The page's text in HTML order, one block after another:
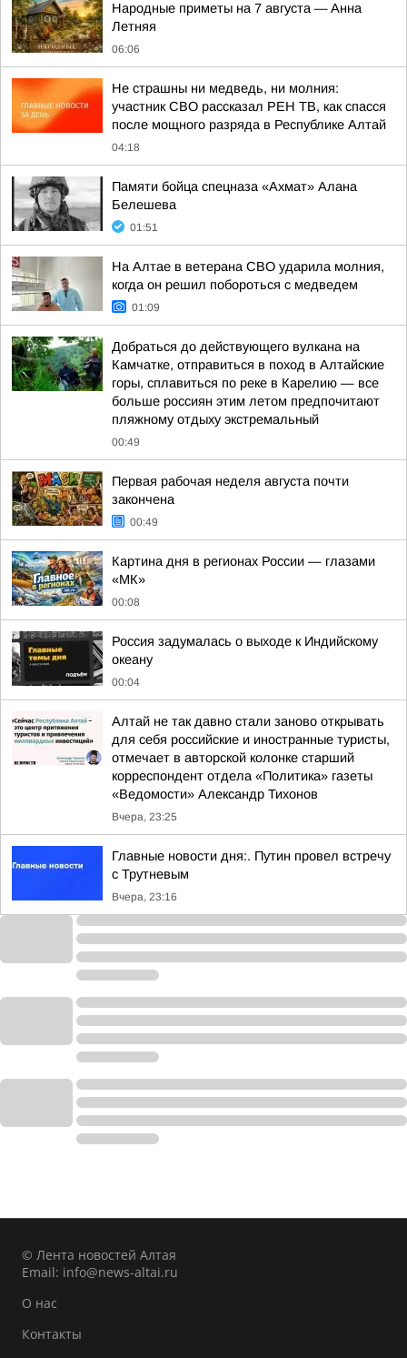
Hapoдныe пpимeты нa 7 aвгуcтa — Aннa
Лeтняя
06:06
Не страшны ни медведь, ни молния:
участник СВО рассказал РЕН ТВ, как спасся
после мощного разряда в Республике Алтай
04:18
Памяти бойца спецназа «Ахмат» Алана
Белешева
01:51
На Алтае в ветерана СВО ударила молния,
когда он решил побороться с медведем
01:09
Добраться до действующего вулкана на
Камчатке, отправиться в поход в Алтайские
горы, сплавиться по реке в Карелию — все
больше россиян этим летом предпочитают
пляжному отдыху экстремальный
00:49
Первая рабочая неделя августа почти
закончена
00:49
Картина дня в регионах России — глазами
«МК»
00:08
Россия задумалась о выходе к Индийскому
океану
00:04
Алтай не так давно стали заново открывать
для себя российские и иностранные туристы,
отмечает в авторской колонке старший
корреспондент отдела «Политика» газеты
«Ведомости» Александр Тихонов
Вчера, 23:25
Главные новости дня:. Путин провел встречу
с Трутневым
Вчера, 23:16
© Лента новостей Алтая
Email: info@news-altai.ru
О нас
Контакты